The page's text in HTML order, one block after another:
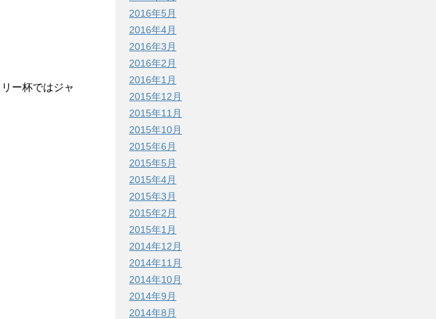
ー杯ではジャ
2016年5月
2016年4月
2016年3月
2016年2月
2016年1月
2015年12月
2015年11月
2015年10月
2015年6月
2015年5月
2015年4月
2015年3月
2015年2月
2015年1月
2014年12月
2014年11月
2014年10月
2014年9月
2014年8月